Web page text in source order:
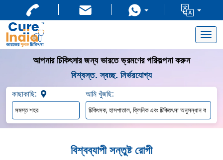
আপনার চিকিৎসার জন্য ভারতে ভ্রমণের পরিকল্পনা করুন
বিশ্বস্ত. স্বচ্ছ. নির্ভরযোগ্য
কাছাকাছি: আমি খুঁজছি:
বিশ্বব্যাপী সন্তুষ্ট রোগী